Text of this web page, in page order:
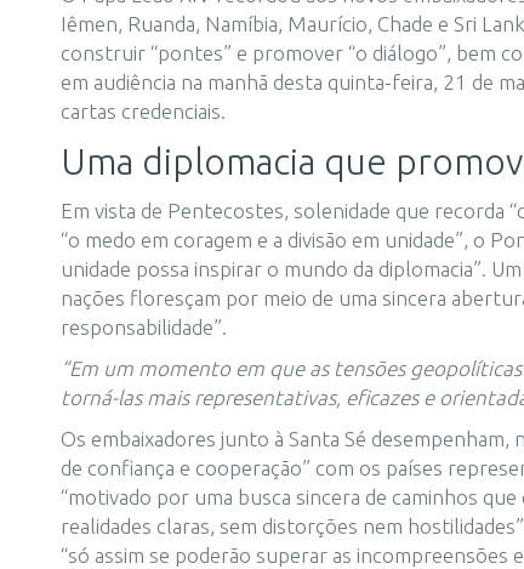
Iêmen, Ruanda, Namíbia, Maurício, Chade e Sri
construir “pontes” e promover “o diálogo”, bem
em audiência na manhã desta quinta-feira, 21 de
cartas credenciais.
Uma diplomacia que
Em vista de Pentecostes, solenidade que recorda
“o medo em coragem e a divisão em unidade”, o
unidade possa inspirar o mundo da diplomacia”.
nações floresçam por meio de uma sincera
responsabilidade”.
“Em um momento em que as tensões
torná-las mais representativas, eficazes e
Os embaixadores junto à Santa Sé
de confiança e cooperação” com os países
“motivado por uma busca sincera de caminhos
realidades claras, sem distorções nem
“só assim se poderão superar as